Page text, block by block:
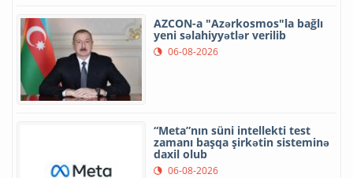
AZCON-a "Azərkosmos"la bağlı
yeni səlahiyyətlər verilib
06-08-2026
“Meta”nın süni intellekti test
zamanı başqa şirkətin sisteminə
daxil olub
06-08-2026